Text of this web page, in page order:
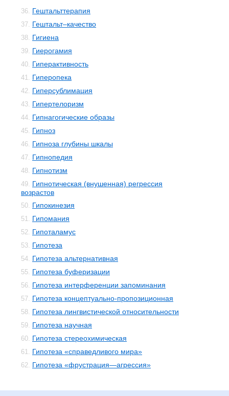
36. Гештальттерапия
37. Гештальт–качество
38. Гигиена
39. Гиерогамия
40. Гиперактивность
41. Гиперопека
42. Гиперсублимация
43. Гипертелоризм
44. Гипнагогические образы
45. Гипноз
46. Гипноза глубины шкалы
47. Гипнопедия
48. Гипнотизм
49. Гипнотическая (внушенная) регрессия
возрастов
50. Гипокинезия
51. Гипомания
52. Гипоталамус
53. Гипотеза
54. Гипотеза альтернативная
55. Гипотеза буферизации
56. Гипотеза интерференции запоминания
57. Гипотеза концептуально-пропозиционная
58. Гипотеза лингвистической относительности
59. Гипотеза научная
60. Гипотеза стереохимическая
61. Гипотеза «справедливого мира»
62. Гипотеза «фрустрация—агрессия»